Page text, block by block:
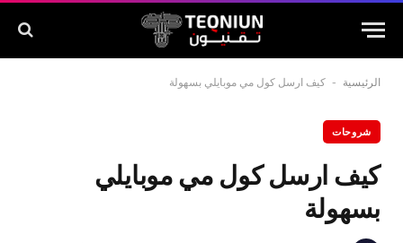
الرئيسية - كيف ارسل كول مي موبايلي بسهولة
شروحات
كيف ارسل كول مي موبايلي
بسهولة